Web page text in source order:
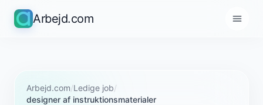
Arbejd.com
Arbejd.com/Ledige job/
designer af instruktionsmaterialer